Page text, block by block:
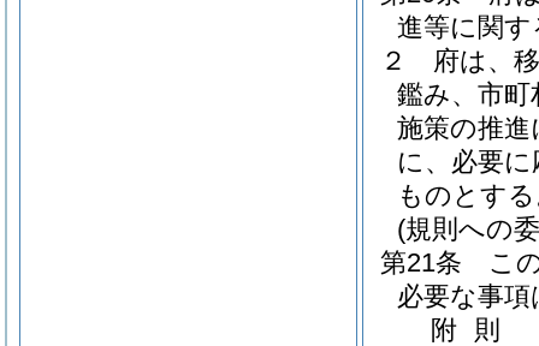
進等に関
２
府は、
鑑み、市
施策の推
に、必要
ものとす
(規則への
第21条
こ
必要な事
附 則